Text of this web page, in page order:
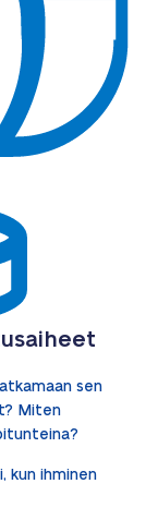
sen
Miten
kun ihminen